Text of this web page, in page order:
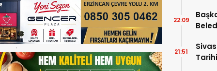
22:09
21:51